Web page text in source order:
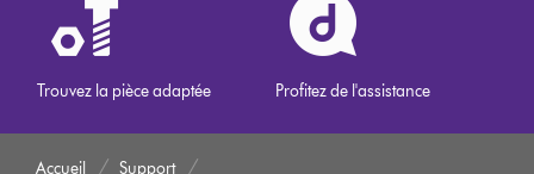
Trouvez la pièce adaptée Profitez de l'assistance
Accueil Support